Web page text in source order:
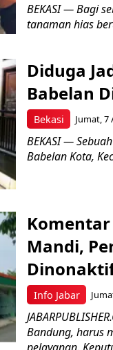
BEKASI — Bagi
tanaman hias
Bekasi
Diduga
Babelan
Jumat, 7
BEKASI —
Babelan Kota,
Info Jabar
Komentar
Mandi,
Bandung, harus